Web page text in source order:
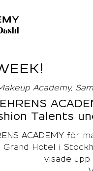
Academy
Talents
ACADEMY för
Grand Hotel i
visade upp